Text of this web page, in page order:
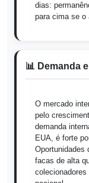
dias:
para cima se o
📊 Demanda
O mercado
pelo
demanda
EUA, é forte
Oportunidades
facas de alta